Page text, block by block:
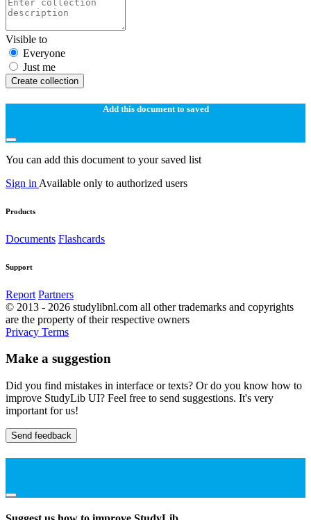
Visible to
Everyone
Just me
Create collection
Add this document to saved
You can add this document to your saved list
Sign in Available only to authorized users
Products
Documents Flashcards
Support
Report Partners
© 2013 - 2026 studylibnl.com all other trademarks and copyrights
are the property of their respective owners
Privacy Terms
Make a suggestion
Did you find mistakes in interface or texts? Or do you know how to
improve StudyLib UI? Feel free to send suggestions. It's very
important for us!
Send feedback